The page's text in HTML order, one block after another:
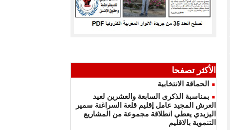
الأكثر تصفحا
الحماقة الانتخابية
بمناسبة الذكرى السابعة والعشرين لعيد
العرش المجيد عامل إقليم قلعة السراغنة سمير
اليزيدي يعطي انطلاقة مجموعة من المشاريع
التنموية بالاقليم